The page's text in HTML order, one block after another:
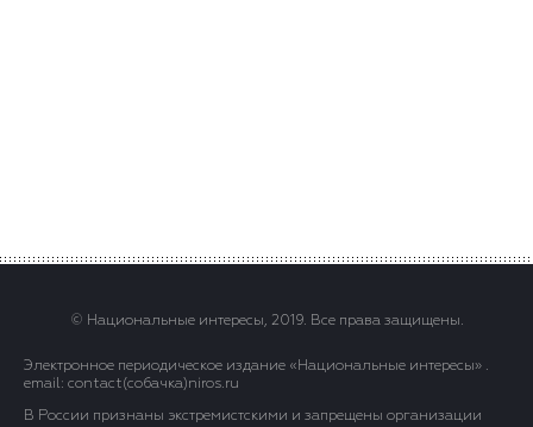
© Национальные интересы, 2019. Все права защищены.
Электронное периодическое издание «Национальные интересы» .
email: contact(сoбaчка)niros.ru
В России признаны экстремистскими и запрещены организации